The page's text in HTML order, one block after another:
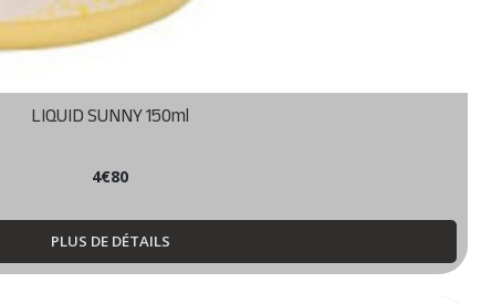
LIQUID SUNNY 150ml
4€80
PLUS DE DÉTAILS